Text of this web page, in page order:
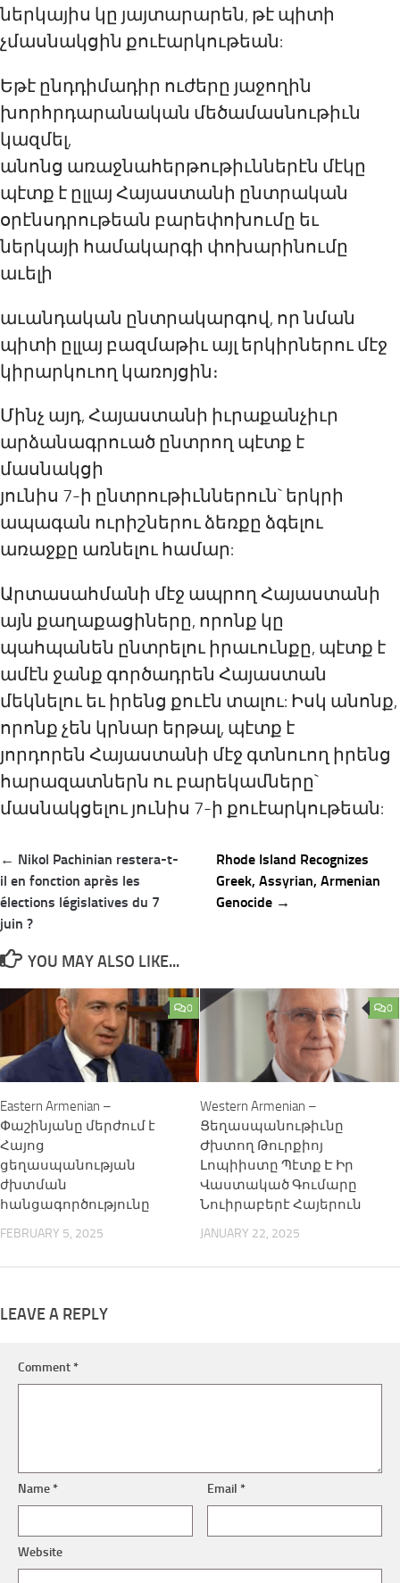
ներկայիս կը յայտարարեն, թէ պիտի
չմասնակցին քուէարկութեան:
Եթէ ընդդիմադիր ուժերը յաջողին
խորհրդարանական մեծամասնութիւն
կազմել,
անոնց առաջնահերթութիւններէն մէկը
պէտք է ըլլայ Հայաստանի ընտրական
օրէնսդրութեան բարեփոխումը եւ
ներկայի համակարգի փոխարինումը
աւելի
աւանդական ընտրակարգով, որ նման
պիտի ըլլայ բազմաթիւ այլ երկիրներու մէջ
կիրարկուող կառոյցին։
Մինչ այդ, Հայաստանի իւրաքանչիւր
արձանագրուած ընտրող պէտք է
մասնակցի
յունիս 7-ի ընտրութիւններուն` երկրի
ապագան ուրիշներու ձեռքը ձգելու
առաջքը առնելու համար:
Արտասահմանի մէջ ապրող Հայաստանի
այն քաղաքացիները, որոնք կը
պահպանեն ընտրելու իրաւունքը, պէտք է
ամէն ջանք գործադրեն Հայաստան
մեկնելու եւ իրենց քուէն տալու: Իսկ անոնք,
որոնք չեն կրնար երթալ, պէտք է
յորդորեն Հայաստանի մէջ գտնուող իրենց
հարազատներն ու բարեկամները`
մասնակցելու յունիս 7-ի քուէարկութեան:
Post
navigation
← Nikol Pachinian restera-t-
il en fonction après les
élections législatives du 7
juin ?
Rhode Island Recognizes
Greek, Assyrian, Armenian
Genocide →
YOU MAY ALSO LIKE...
0
Eastern Armenian –
Փաշինյանը մերժում է
Հայոց
ցեղասպանության
ժխտման
հանցագործությունը
FEBRUARY 5, 2025
0
Western Armenian –
Ցեղասպանութիւնը
Ժխտող Թուրքիոյ
Լոպիիստը Պէտք Է Իր
Վաստակած Գումարը
Նուիրաբերէ Հայերուն
JANUARY 22, 2025
LEAVE A REPLY
Comment*
Name* Email*
Website